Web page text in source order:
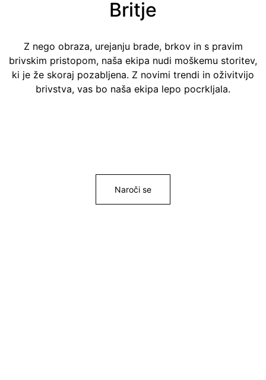
Britje
Z nego obraza, urejanju brade, brkov in s pravim
brivskim pristopom, naša ekipa nudi moškemu storitev,
ki je že skoraj pozabljena. Z novimi trendi in oživitvijo
brivstva, vas bo naša ekipa lepo pocrkljala.
Naroči se